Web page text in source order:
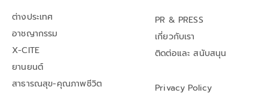
ต่างประเทศ
อาชญากรรม
X-CITE
ยานยนต์
สาธารณสุข-คุณภาพชีวิต
PR & PRESS
เกี่ยวกับเรา
ติดต่อและ สนับสนุน
Privacy Policy